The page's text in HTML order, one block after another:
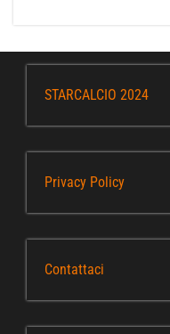
STARCALCIO 2024
Privacy Policy
Contattaci